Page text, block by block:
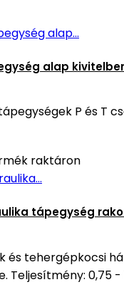
alap
P és T
raktáron
tápegység
és tehergépkocsi
Teljesítmény: 0,75 -